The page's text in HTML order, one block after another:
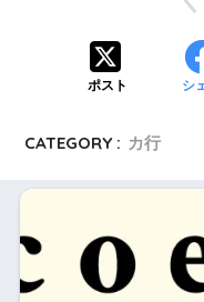
ポスト シ
CATEGORY : カ行